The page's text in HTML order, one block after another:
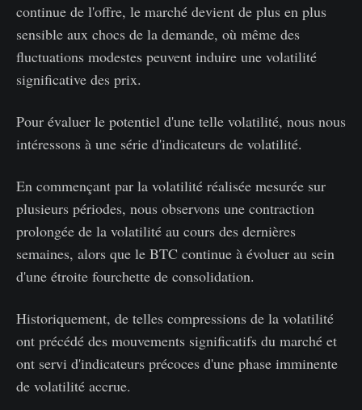
continue de l'offre, le marché devient de plus en plus
sensible aux chocs de la demande, où même des
fluctuations modestes peuvent induire une volatilité
significative des prix.
Pour évaluer le potentiel d'une telle volatilité, nous nous
intéressons à une série d'indicateurs de volatilité.
En commençant par la volatilité réalisée mesurée sur
plusieurs périodes, nous observons une contraction
prolongée de la volatilité au cours des dernières
semaines, alors que le BTC continue à évoluer au sein
d'une étroite fourchette de consolidation.
Historiquement, de telles compressions de la volatilité
ont précédé des mouvements significatifs du marché et
ont servi d'indicateurs précoces d'une phase imminente
de volatilité accrue.